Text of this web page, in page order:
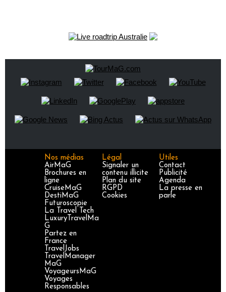
Nos médias
AirMaG
Brochures en
ligne
CruiseMaG
DestiMaG
Futuroscopie
La Travel Tech
LuxuryTravelMa
G
Partez en
France
TravelJobs
TravelManager
MaG
VoyageursMaG
Voyages
Responsables
Légal
Signaler un
contenu illicite
Plan du site
RGPD
Cookies
Utiles
Contact
Publicité
Agenda
La presse en
parle